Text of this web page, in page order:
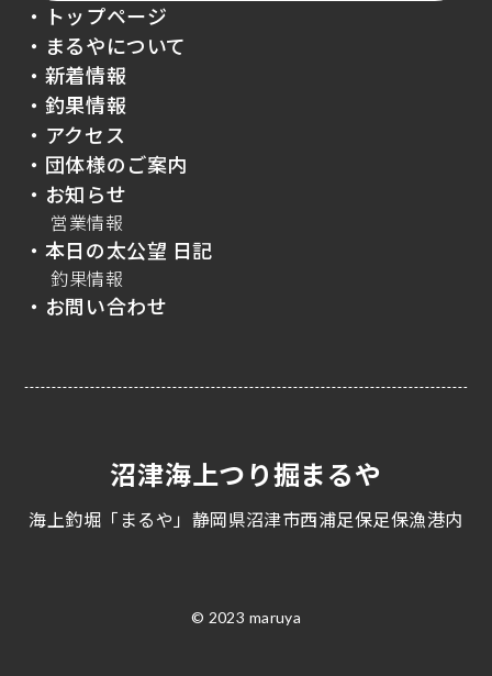
・トップページ
・まるやについて
・新着情報
・釣果情報
・アクセス
・団体様のご案内
・お知らせ
営業情報
・本日の太公望 日記
釣果情報
・お問い合わせ
沼津海上つり掘まるや
海上釣堀「まるや」静岡県沼津市西浦足保足保漁港内
© 2023 maruya